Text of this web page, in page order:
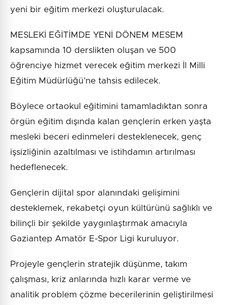
yeni bir eğitim merkezi oluşturulacak.
MESLEKİ EĞİTİMDE YENİ DÖNEM MESEM
kapsamında 10 derslikten oluşan ve 500
öğrenciye hizmet verecek eğitim merkezi İl Milli
Eğitim Müdürlüğü’ne tahsis edilecek.
Böylece ortaokul eğitimini tamamladıktan sonra
örgün eğitim dışında kalan gençlerin erken yaşta
mesleki beceri edinmeleri desteklenecek, genç
işsizliğinin azaltılması ve istihdamın artırılması
hedeflenecek.
Gençlerin dijital spor alanındaki gelişimini
desteklemek, rekabetçi oyun kültürünü sağlıklı ve
bilinçli bir şekilde yaygınlaştırmak amacıyla
Gaziantep Amatör E-Spor Ligi kuruluyor.
Projeyle gençlerin stratejik düşünme, takım
çalışması, kriz anlarında hızlı karar verme ve
analitik problem çözme becerilerinin geliştirilmesi